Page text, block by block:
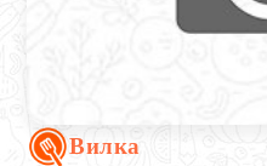
Вилка